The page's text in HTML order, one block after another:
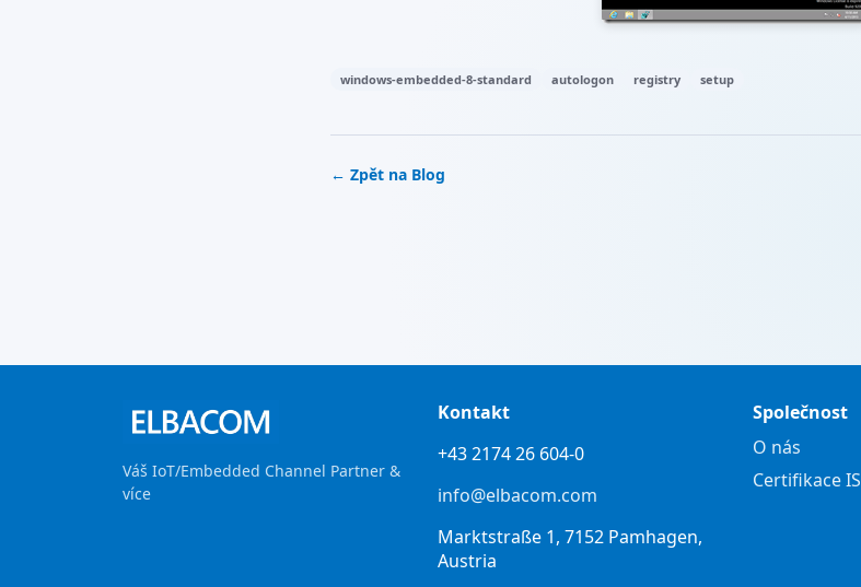
windows-embedded-8-standard autologon registry setup
← Zpět na Blog
Váš IoT/Embedded Channel Partner &
více
Kontakt
+43 2174 26 604-0
info@elbacom.com
Marktstraße 1, 7152 Pamhagen,
Austria
Společnost
O nás
Certifikace